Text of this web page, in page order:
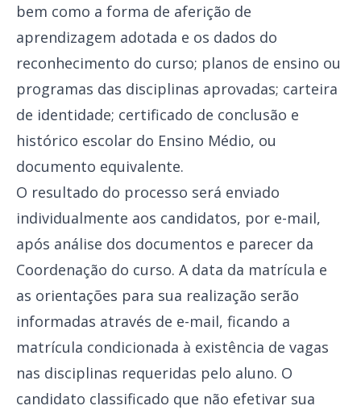
bem como a forma de aferição de
aprendizagem adotada e os dados do
reconhecimento do curso; planos de ensino ou
programas das disciplinas aprovadas; carteira
de identidade; certificado de conclusão e
histórico escolar do Ensino Médio, ou
documento equivalente.
O resultado do processo será enviado
individualmente aos candidatos, por e-mail,
após análise dos documentos e parecer da
Coordenação do curso. A data da matrícula e
as orientações para sua realização serão
informadas através de e-mail, ficando a
matrícula condicionada à existência de vagas
nas disciplinas requeridas pelo aluno. O
candidato classificado que não efetivar sua